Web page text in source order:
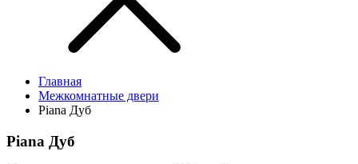
Главная
Межкомнатные двери
Piana Дуб
Piana Дуб